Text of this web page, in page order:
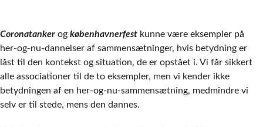
Coronatanker og københavnerfest kunne være eksempler på
her-og-nu-dannelser af sammensætninger, hvis betydning er
låst til den kontekst og situation, de er opstået i. Vi får sikkert
alle associationer til de to eksempler, men vi kender ikke
betydningen af en her-og-nu-sammensætning, medmindre vi
selv er til stede, mens den dannes.